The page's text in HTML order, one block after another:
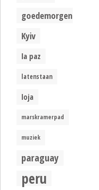
goedemorgen
Kyiv
la paz
latenstaan
loja
marskramerpad
muziek
paraguay
peru